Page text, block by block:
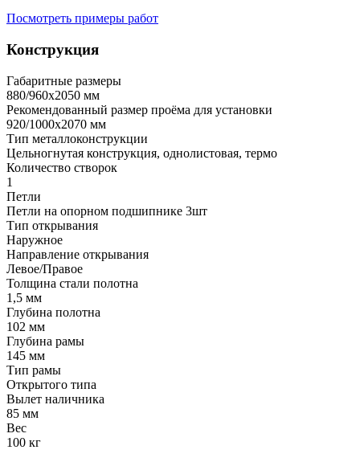
Посмотреть примеры работ
Конструкция
Габаритные размеры
880/960х2050 мм
Рекомендованный размер проёма для установки
920/1000х2070 мм
Тип металлоконструкции
Цельногнутая конструкция, однолистовая, термо
Количество створок
1
Петли
Петли на опорном подшипнике 3шт
Тип открывания
Наружное
Направление открывания
Левое/Правое
Толщина стали полотна
1,5 мм
Глубина полотна
102 мм
Глубина рамы
145 мм
Тип рамы
Открытого типа
Вылет наличника
85 мм
Вес
100 кг